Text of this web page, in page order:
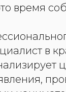
время
в